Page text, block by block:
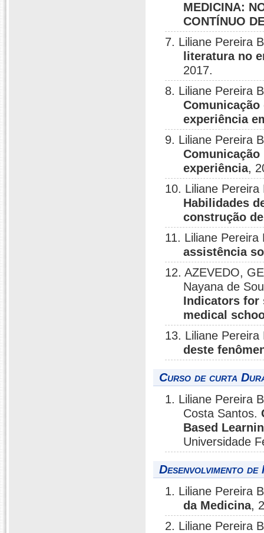
MEDICINA:
CONTÍNUO
7. Liliane Pereira
literatura no
2017.
8. Liliane Pereira
experiência
9. Liliane Pereira
experiência,
10. Liliane
Habilidades
construção
11. Liliane
assistência
12. AZEVEDO,
Nayana de
Indicators for
medical
13. Liliane
deste
Curso de curta
1. Liliane Pereira
Costa Santos.
Based
Universidade
Desenvolvimento
1. Liliane Pereira
da Medicina,
2. Liliane Pereira